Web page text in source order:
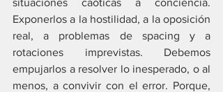
situaciones caóticas a conciencia.
Exponerlos a la hostilidad, a la oposición
real, a problemas de spacing y a
rotaciones imprevistas. Debemos
empujarlos a resolver lo inesperado, o al
menos, a convivir con el error. Porque,